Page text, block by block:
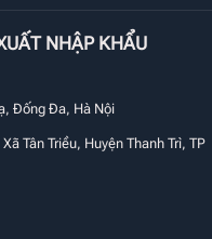
NHẬP KHẨU
Đống Đa, Hà Nội
Tân Triều, Huyện Thanh Trì, TP